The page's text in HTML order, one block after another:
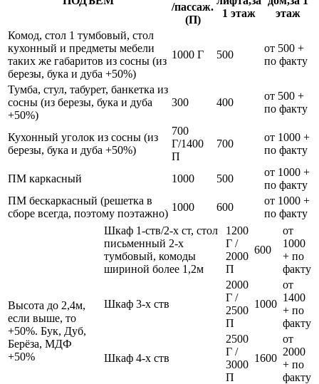
/пассаж.
(П)
1 этаж
этаж
Комод, стол 1 тумбовый, стол
кухонный и предметы мебели
таких же габаритов из сосны (из
березы, бука и дуба +50%)
1000 Г 500
от 500 +
по факту
Тумба, стул, табурет, банкетка из
сосны (из березы, бука и дуба
+50%)
300 400
от 500 +
по факту
Кухонный уголок из сосны (из
березы, бука и дуба +50%)
700
Г/1400
П
700
от 1000 +
по факту
ПМ каркасный 1000 500
от 1000 +
по факту
ПМ бескаркасный (решетка в
сборе всегда, поэтому поэтажно)
1000 600
от 1000 +
по факту
Высота до 2,4м,
если выше, то
+50%. Бук, Дуб,
Берёза, МДФ
+50%
Шкаф 1-ств/2-х ст, стол
письменный 2-х
тумбовый, комоды
шириной более 1,2м
1200
Г /
2000
П
600
от
1000
+ по
факту
Шкаф 3-х ств
2000
Г /
2500
П
1000
от
1400
+ по
факту
Шкаф 4-х ств
2500
Г /
3000
П
1600
от
2000
+ по
факту